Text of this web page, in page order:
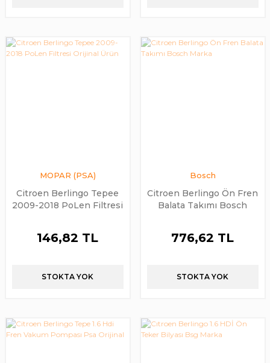
MOPAR (PSA)
Citroen Berlingo Tepee
2009-2018 PoLen Filtresi
146,82 TL
STOKTA YOK
Bosch
Citroen Berlingo Ön Fren
Balata Takımı Bosch
776,62 TL
STOKTA YOK